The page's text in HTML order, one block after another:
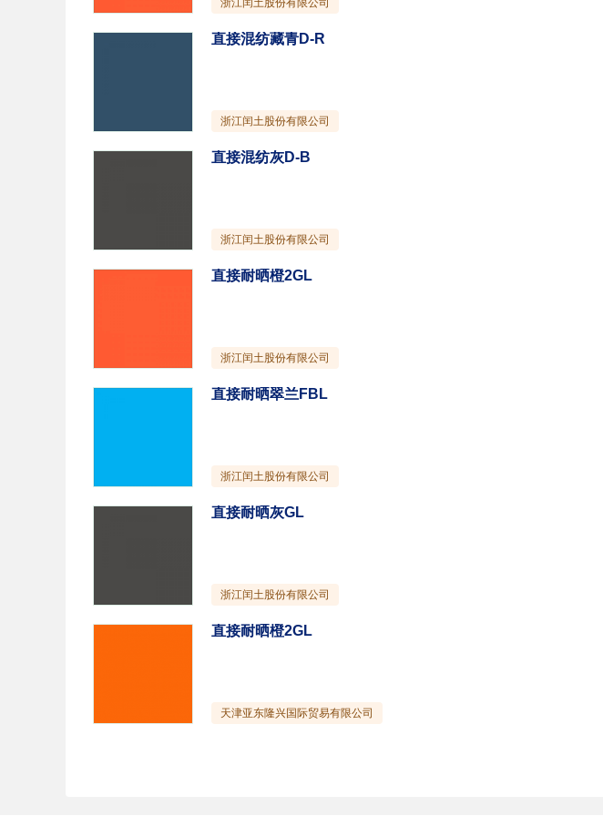
浙江闰土股份有限公司
直接混纺藏青D-R
浙江闰土股份有限公司
直接混纺灰D-B
浙江闰土股份有限公司
直接耐晒橙2GL
浙江闰土股份有限公司
直接耐晒翠兰FBL
浙江闰土股份有限公司
直接耐晒灰GL
浙江闰土股份有限公司
直接耐晒橙2GL
天津亚东隆兴国际贸易有限公司